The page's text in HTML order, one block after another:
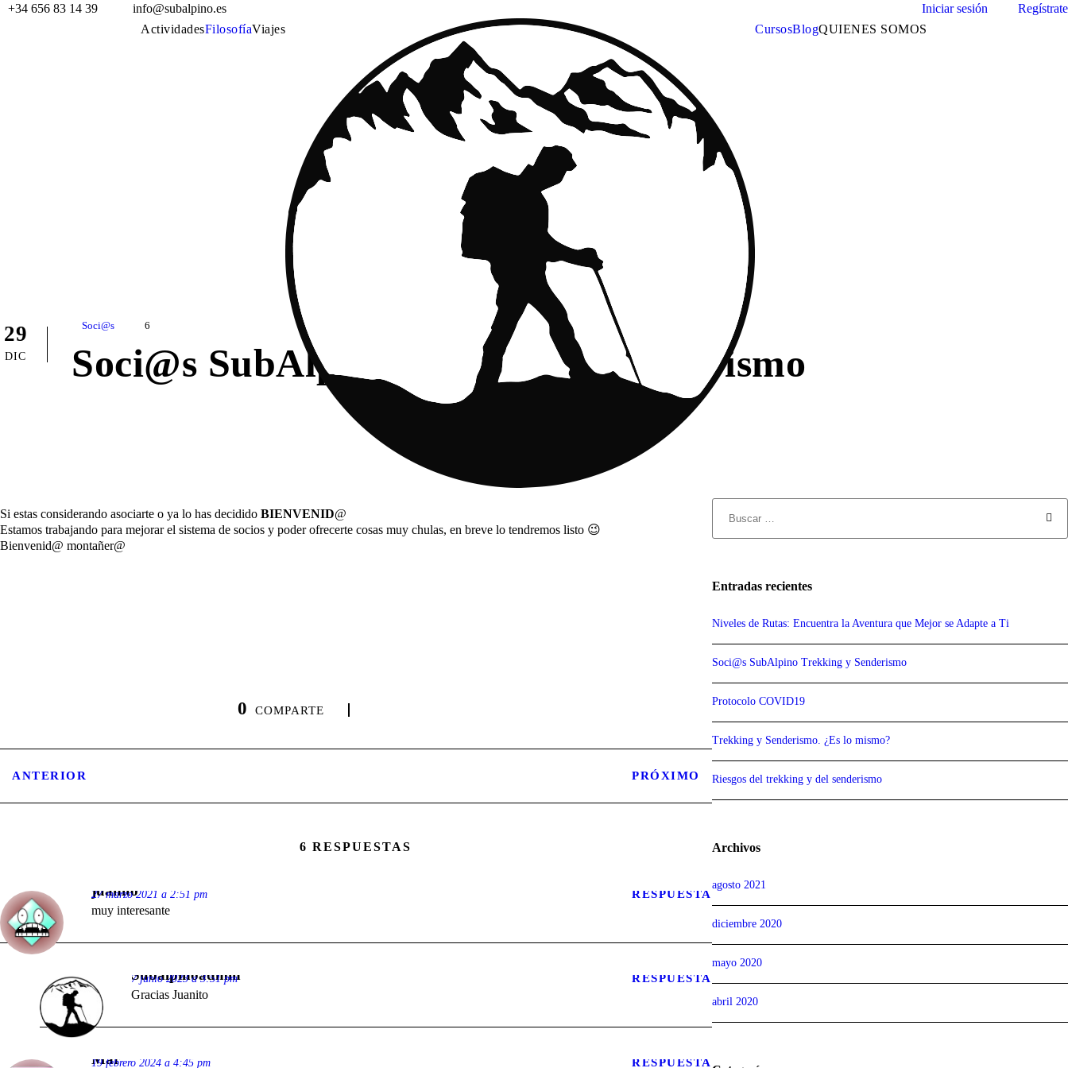
+34 656 83 14 39 info@subalpino.es Iniciar sesión
Regístrate
ActividadesFilosofíaViajes CursosBlogQUIENES SOMOS
29
DIC
Soci@s 6
Soci@s SubAlpino Trekking y Senderismo
Si estas considerando asociarte o ya lo has decidido BIENVENID@
Estamos trabajando para mejorar el sistema de socios y poder ofrecerte cosas muy chulas, en breve lo tendremos listo 😉
Bienvenid@ montañer@
0 COMPARTE
ANTERIOR PRÓXIMO
6 RESPUESTAS
juanito
27 marzo 2021 a 2:51 pm RESPUESTA
muy interesante
Subalpinoadmin
7 junio 2023 a 3:51 pm RESPUESTA
Gracias Juanito
Mar
19 febrero 2024 a 4:45 pm RESPUESTA
Entradas recientes
Niveles de Rutas: Encuentra la Aventura que Mejor se Adapte a Ti
Soci@s SubAlpino Trekking y Senderismo
Protocolo COVID19
Trekking y Senderismo. ¿Es lo mismo?
Riesgos del trekking y del senderismo
Archivos
agosto 2021
diciembre 2020
mayo 2020
abril 2020